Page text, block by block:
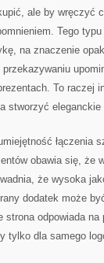
ale by wręczyć
Tego
na znaczenie
To raczej
stworzyć eleganckie
łączenia
obawia się, że
że wysoka
dodatek może
strona odpowiada
tylko dla samego